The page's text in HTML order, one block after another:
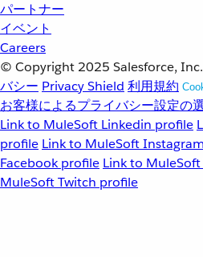
パートナー
イベント
Careers
© Copyright 2025 Salesforce, Inc.
バシー Privacy Shield 利用規約
お客様によるプライバシー設定の
Link to MuleSoft Linkedin profile
profile Link to MuleSoft
Facebook profile Link to
MuleSoft Twitch profile